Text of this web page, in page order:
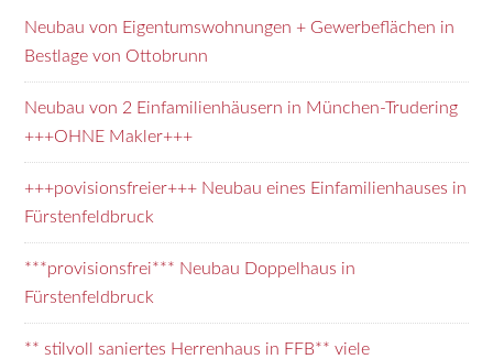
Neubau von Eigentumswohnungen + Gewerbeflächen in
Bestlage von Ottobrunn
Neubau von 2 Einfamilienhäusern in München-Trudering
+++OHNE Makler+++
+++povisionsfreier+++ Neubau eines Einfamilienhauses in
Fürstenfeldbruck
***provisionsfrei*** Neubau Doppelhaus in
Fürstenfeldbruck
** stilvoll saniertes Herrenhaus in FFB** viele